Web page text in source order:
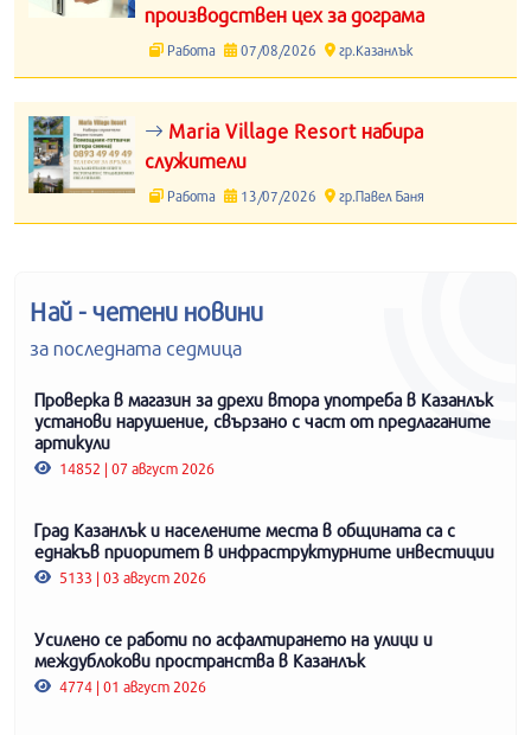
производствен цех за дограма
Работа 07/08/2026 гр.Казанлък
Maria Village Resort набира
служители
Работа 13/07/2026 гр.Павел Баня
Най - четени новини
за последната седмица
Проверка в магазин за дрехи втора употреба в Казанлък
установи нарушение, свързано с част от предлаганите
артикули
14852 | 07 август 2026
Град Казанлък и населените места в общината са с
еднакъв приоритет в инфраструктурните инвестиции
5133 | 03 август 2026
Усилено се работи по асфалтирането на улици и
междублокови пространства в Казанлък
4774 | 01 август 2026